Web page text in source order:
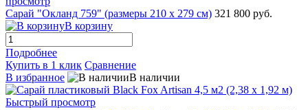
Сарай "Окланд 759" (размеры 210 х 279 см) 321 800 руб.
В корзину
Подробнее
Купить в 1 клик Сравнение
В избранное
В наличии
Быстрый просмотр